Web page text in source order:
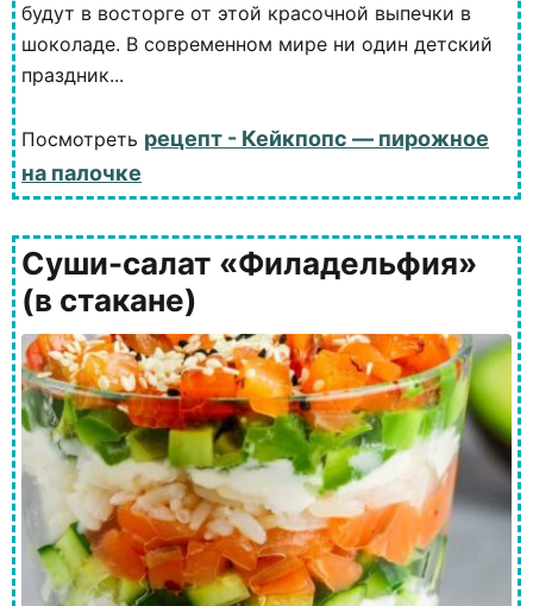
будут в восторге от этой красочной выпечки в
шоколаде. В современном мире ни один детский
праздник...
Посмотреть рецепт - Кейкпопс — пирожное
на палочке
Суши-салат «Филадельфия»
(в стакане)